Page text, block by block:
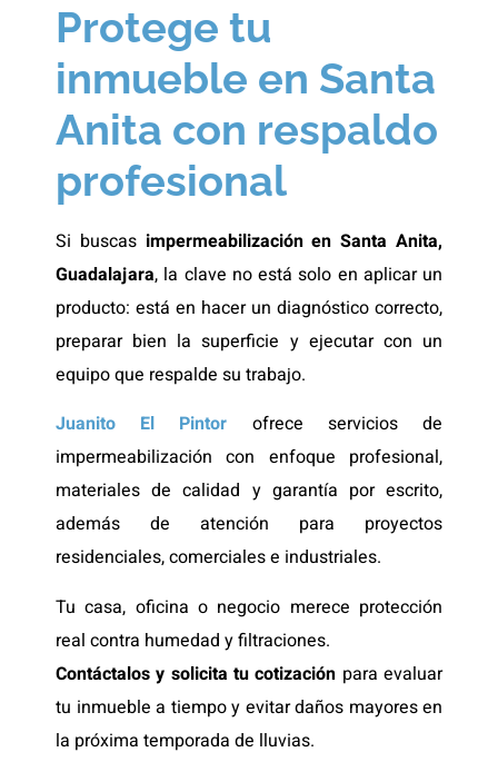
Protege tu
inmueble en Santa
Anita con respaldo
profesional
Si buscas impermeabilización en Santa Anita,
Guadalajara, la clave no está solo en aplicar un
producto: está en hacer un diagnóstico correcto,
preparar bien la superficie y ejecutar con un
equipo que respalde su trabajo.
Juanito El Pintor ofrece servicios de
impermeabilización con enfoque profesional,
materiales de calidad y garantía por escrito,
además de atención para proyectos
residenciales, comerciales e industriales.
Tu casa, oficina o negocio merece protección
real contra humedad y filtraciones.
Contáctalos y solicita tu cotización para evaluar
tu inmueble a tiempo y evitar daños mayores en
la próxima temporada de lluvias.